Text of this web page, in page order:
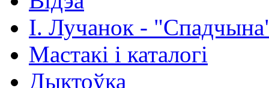
І. Лучанок -
Мастакі i каталогi
Дыктоўка